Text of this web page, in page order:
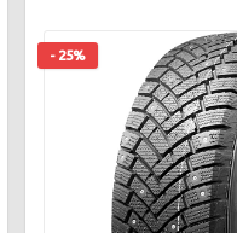
- 25%